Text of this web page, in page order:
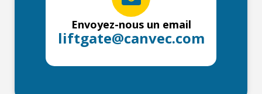
Envoyez-nous un email
liftgate@canvec.com